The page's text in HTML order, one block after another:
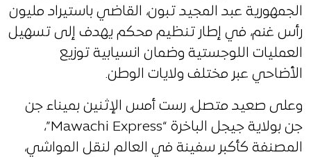
الجمهورية عبد المجيد تبون، القاضي باستيراد مليون
رأس غنم، في إطار تنظيم محكم يهدف إلى تسهيل
العمليات اللوجستية وضمان انسيابية توزيع
الأضاحي عبر مختلف ولايات الوطن.
وعلى صعيد متصل، رست أمس الإثنين بميناء جن
جن بولاية جيجل الباخرة “Mawachi Express”،
المصنفة كأكبر سفينة في العالم لنقل المواشي،